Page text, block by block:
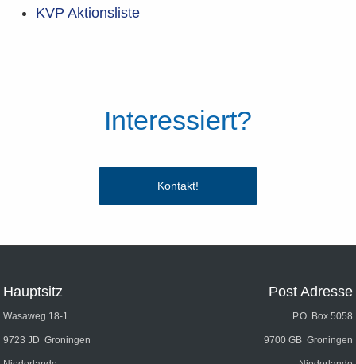
KVP Aktionsliste
Interessiert?
Kontakt!
Hauptsitz
Wasaweg 18-1
9723 JD Groningen
Post Adresse
P.O. Box 5058
9700 GB Groningen